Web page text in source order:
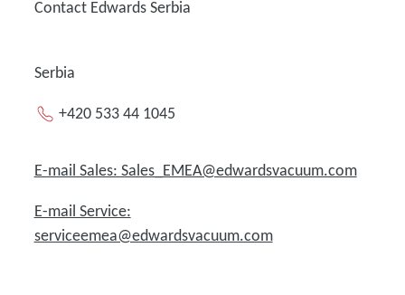
Contact Edwards Serbia
Serbia
+420 533 44 1045
E-mail Sales: Sales_EMEA@edwardsvacuum.com
E-mail Service:
serviceemea@edwardsvacuum.com